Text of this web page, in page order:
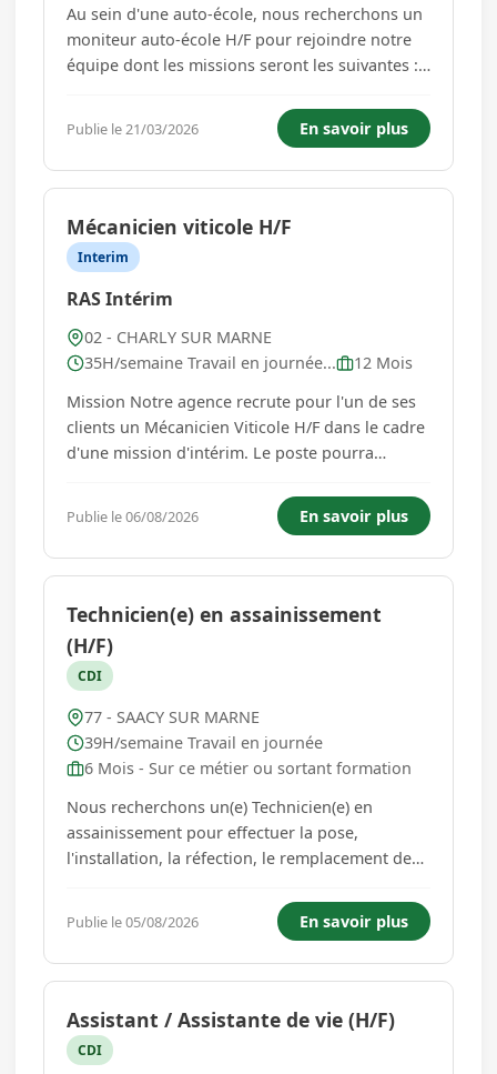
Au sein d'une auto-école, nous recherchons un
moniteur auto-école H/F pour rejoindre notre
équipe dont les missions seront les suivantes : -
accompagnement des élèves jusqu'à l'examen.
La profession d'enseignant de la sécurité
routière et de la...
Publie le 21/03/2026 En savoir plus
Mécanicien viticole H/F
Interim
RAS Intérim
02 - CHARLY SUR MARNE
35H/semaine Travail en journée...
12 Mois
Mission Notre agence recrute pour l'un de ses
clients un Mécanicien Viticole H/F dans le cadre
d'une mission d'intérim. Le poste pourra
l'entretien et la maintenance du matériel
viticole. Réaliser les diagnostics de pannes et
identifier les interv...
Publie le 06/08/2026 En savoir plus
Technicien(e) en assainissement
(H/F)
CDI
77 - SAACY SUR MARNE
39H/semaine Travail en journée
6 Mois - Sur ce métier ou sortant formation
Nous recherchons un(e) Technicien(e) en
assainissement pour effectuer la pose,
l'installation, la réfection, le remplacement de
vendredi : 8 heures sur chantier Départ du
dépôt entre 6h - 7h30 TOUS les matin de SAACY
SUR MARNE et retour vers 16h sel...
Publie le 05/08/2026 En savoir plus
Assistant / Assistante de vie (H/F)
CDI